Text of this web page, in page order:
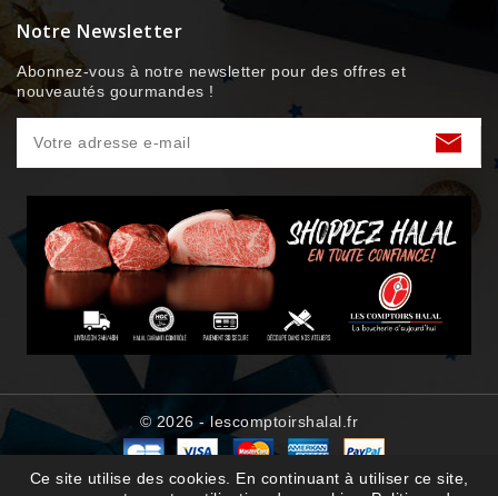
Notre Newsletter
Abonnez-vous à notre newsletter pour des offres et
nouveautés gourmandes !
Ce site utilise des cookies. En continuant à utiliser ce site,
© 2026 - lescomptoirshalal.fr